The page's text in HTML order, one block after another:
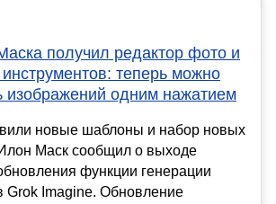
получил редактор фото и
теперь можно
изображений одним нажатием
новые шаблоны и набор новых
Маск сообщил о выходе
функции генерации
Grok Imagine. Обновление